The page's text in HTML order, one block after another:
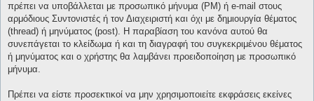
πρέπει να υποβάλλεται με προσωπικό μήνυμα (PM) ή e-mail στους
αρμόδιους Συντονιστές ή τον Διαχειριστή και όχι με δημιουργία θέματος
(thread) ή μηνύματος (post). Η παραβίαση του κανόνα αυτού θα
συνεπάγεται το κλείδωμα ή και τη διαγραφή του συγκεκριμένου θέματος
ή μηνύματος και ο χρήστης θα λαμβάνει προειδοποίηση με προσωπικό
μήνυμα.
Πρέπει να είστε προσεκτικοί να μην χρησιμοποιείτε εκφράσεις εκείνες